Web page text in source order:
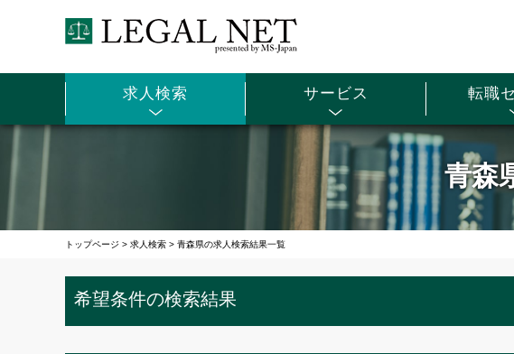
求人検索 サービス 転職
青森
トップページ > 求人検索 > 青森県の求人検索結果一覧
希望条件の検索結果